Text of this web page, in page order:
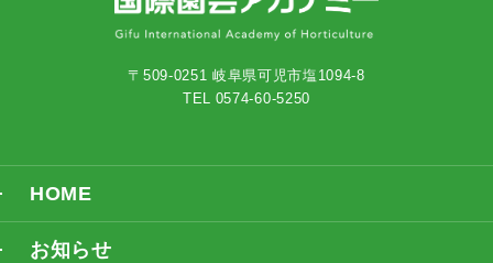
〒509-0251 岐阜県可児市塩1094-8
TEL 0574-60-5250
HOME
お知らせ